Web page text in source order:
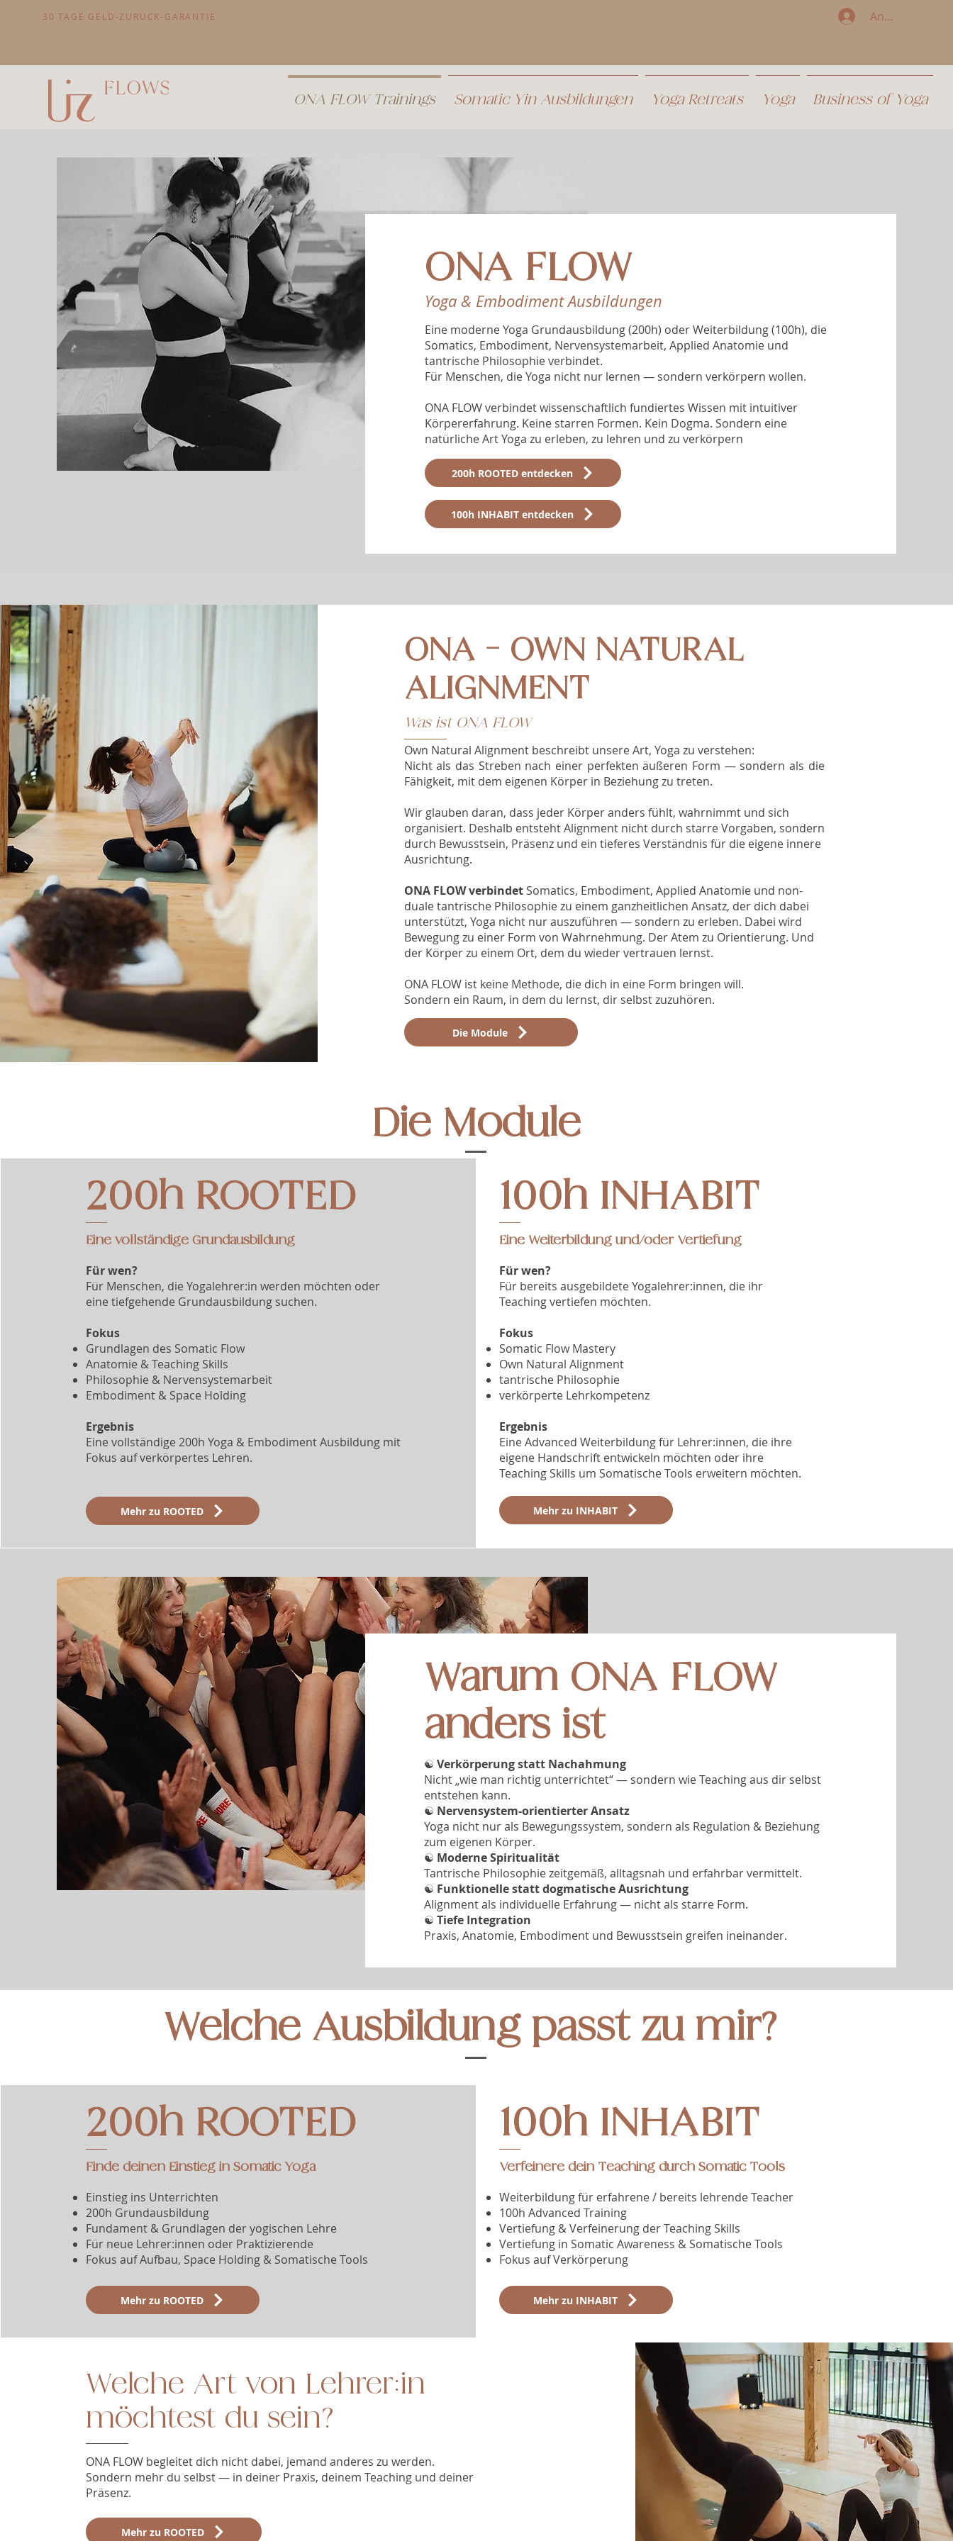
30 TAGE GELD-ZURÜCK-GARANTIE Anmelden
ONA FLOW Trainings Somatic Yin Ausbildungen Yoga Retreats Yoga Business of Yoga
ONA FLOW
Yoga & Embodiment Ausbildungen
Eine moderne Yoga Grundausbildung (200h) oder Weiterbildung (100h), die
Somatics, Embodiment, Nervensystemarbeit, Applied Anatomie und
tantrische Philosophie verbindet.
Für Menschen, die Yoga nicht nur lernen — sondern verkörpern wollen.
ONA FLOW verbindet wissenschaftlich fundiertes Wissen mit intuitiver
Körpererfahrung. Keine starren Formen. Kein Dogma. Sondern eine
natürliche Art Yoga zu erleben, zu lehren und zu verkörpern
200h ROOTED entdecken
100h INHABIT entdecken
ONA - OWN NATURAL
ALIGNMENT
Was ist ONA FLOW
Own Natural Alignment beschreibt unsere Art, Yoga zu verstehen:
Nicht als das Streben nach einer perfekten äußeren Form — sondern als die
Fähigkeit, mit dem eigenen Körper in Beziehung zu treten.
Wir glauben daran, dass jeder Körper anders fühlt, wahrnimmt und sich
organisiert. Deshalb entsteht Alignment nicht durch starre Vorgaben, sondern
durch Bewusstsein, Präsenz und ein tieferes Verständnis für die eigene innere
Ausrichtung.
ONA FLOW verbindetSomatics, Embodiment, Applied Anatomie und non-
duale tantrische Philosophie zu einem ganzheitlichen Ansatz, der dich dabei
unterstützt, Yoga nicht nur auszuführen — sondern zu erleben. Dabei wird
Bewegung zu einer Form von Wahrnehmung. Der Atem zu Orientierung. Und
der Körper zu einem Ort, dem du wieder vertrauen lernst.
ONA FLOW ist keine Methode, die dich in eine Form bringen will.
Sondern ein Raum, in dem du lernst, dir selbst zuzuhören.
Die Module
Die Module
200h ROOTED
Eine vollständige Grundausbildung
Für wen?
Für Menschen, die Yogalehrer:in werden möchten oder
eine tiefgehende Grundausbildung suchen.
Fokus
Grundlagen des Somatic Flow
Anatomie & Teaching Skills
Philosophie & Nervensystemarbeit
Embodiment & Space Holding
Ergebnis
Eine vollständige 200h Yoga & Embodiment Ausbildung mit
Fokus auf verkörpertes Lehren.
Mehr zu ROOTED
100h INHABIT
Eine Weiterbildung und/oder Vertiefung
Für wen?
Für bereits ausgebildete Yogalehrer:innen, die ihr
Teaching vertiefen möchten.
Fokus
Somatic Flow Mastery
Own Natural Alignment
tantrische Philosophie
verkörperte Lehrkompetenz
Ergebnis
Eine Advanced Weiterbildung für Lehrer:innen, die ihre
eigene Handschrift entwickeln möchten oder ihre
Teaching Skills um Somatische Tools erweitern möchten.
Mehr zu INHABIT
Warum ONA FLOW
anders ist
☯︎Verkörperung statt Nachahmung
Nicht „wie man richtig unterrichtet“ — sondern wie Teaching aus dir selbst
entstehen kann.
☯︎ Nervensystem-orientierter Ansatz
Yoga nicht nur als Bewegungssystem, sondern als Regulation & Beziehung
zum eigenen Körper.
☯︎ Moderne Spiritualität
Tantrische Philosophie zeitgemäß, alltagsnah und erfahrbar vermittelt.
☯︎ Funktionelle statt dogmatische Ausrichtung
Alignment als individuelle Erfahrung — nicht als starre Form.
☯︎Tiefe Integration
Praxis, Anatomie, Embodiment und Bewusstsein greifen ineinander.
Welche Ausbildung passt zu mir?
200h ROOTED
Finde deinen Einstieg in Somatic Yoga
Einstieg ins Unterrichten
200h Grundausbildung
Fundament & Grundlagen der yogischen Lehre
Für neue Lehrer:innen oder Praktizierende
Fokus auf Aufbau, Space Holding & Somatische Tools
Mehr zu ROOTED
100h INHABIT
Verfeinere dein Teaching durch Somatic Tools
Weiterbildung für erfahrene / bereits lehrende Teacher
100h Advanced Training
Vertiefung & Verfeinerung der Teaching Skills
Vertiefung in Somatic Awareness & Somatische Tools
Fokus auf Verkörperung
Mehr zu INHABIT
Welche Art von Lehrer:in
möchtest du sein?
ONA FLOW begleitet dich nicht dabei, jemand anderes zu werden.
Sondern mehr du selbst — in deiner Praxis, deinem Teaching und deiner
Präsenz.
Mehr zu ROOTED